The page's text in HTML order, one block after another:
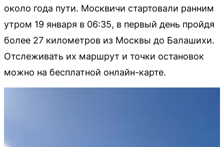
около года пути. Москвичи стартовали ранним
утром 19 января в 06:35, в первый день пройдя
более 27 километров из Москвы до Балашихи.
Отслеживать их маршрут и точки остановок
можно на бесплатной онлайн-карте.